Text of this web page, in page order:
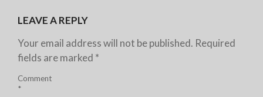
LEAVE A REPLY
Your email address will not be published. Required
fields are marked *
Comment
*